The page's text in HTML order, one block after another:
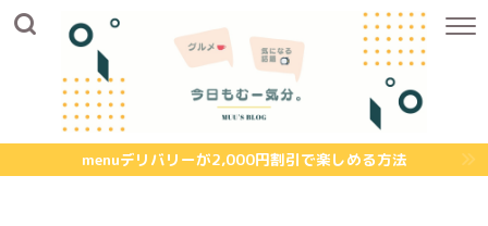
menuデリバリーが2,000円割引で楽しめる方法